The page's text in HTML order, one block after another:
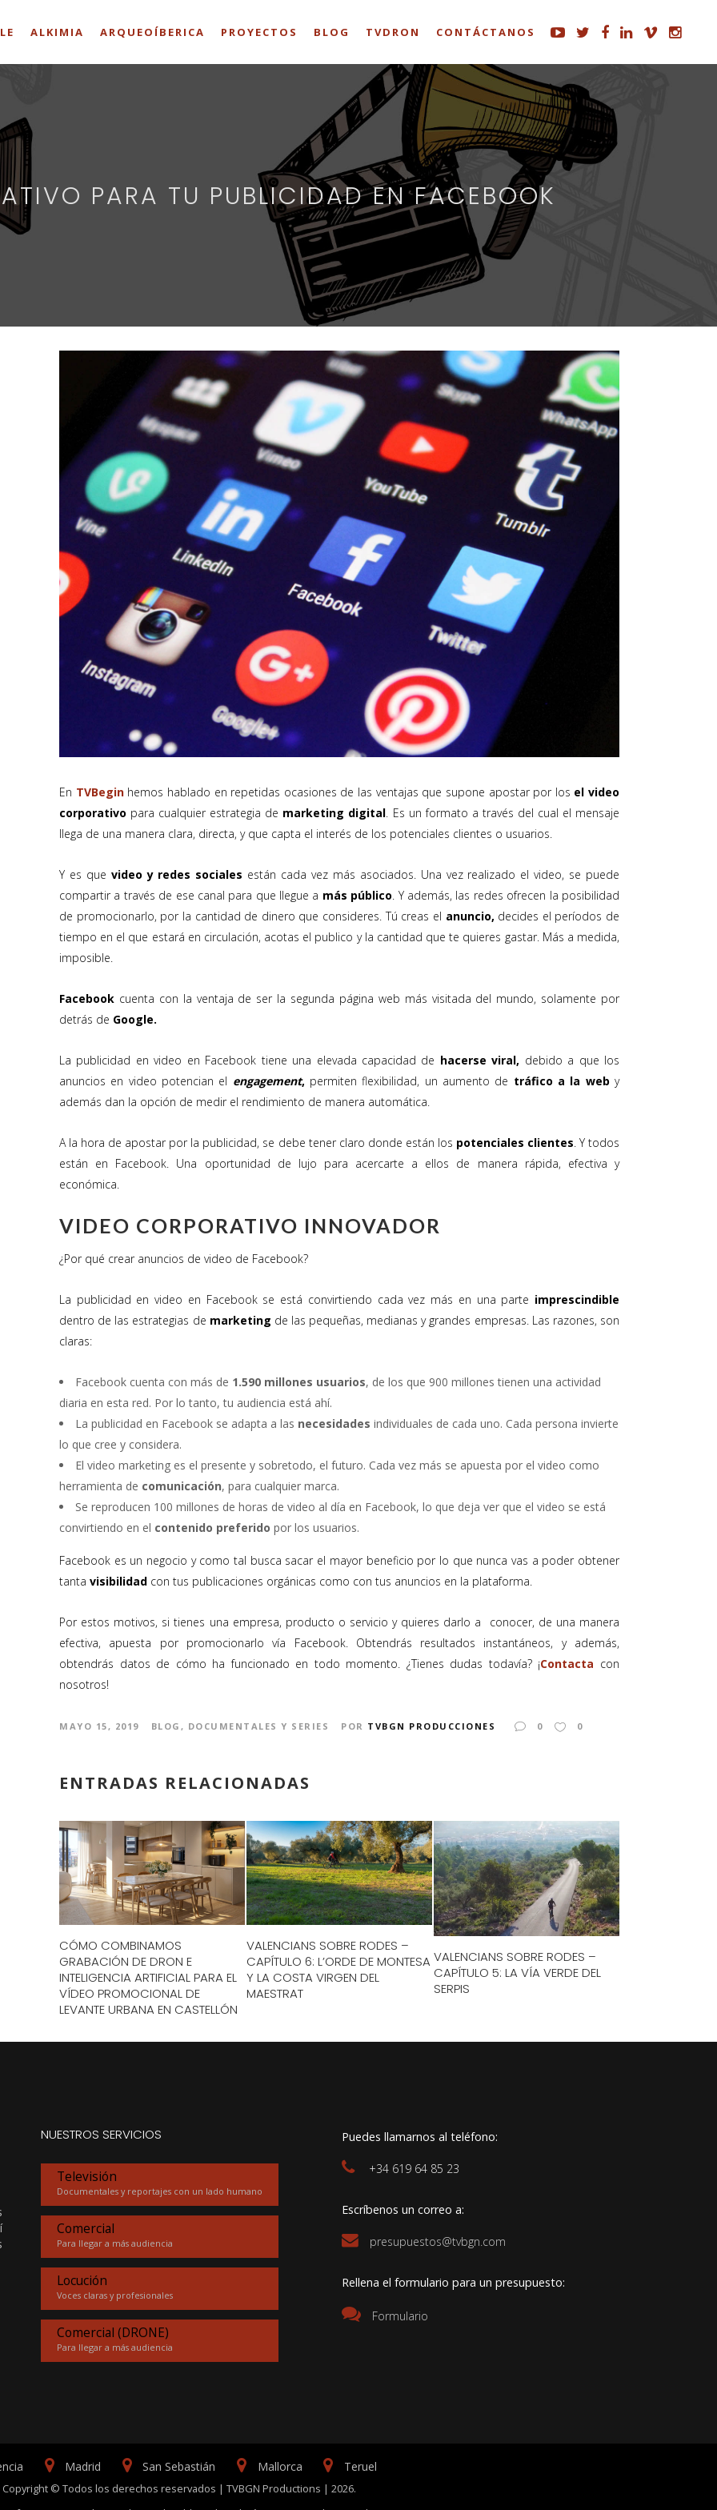
ALKIMIA ARQUEOÍBERICA PROYECTOS BLOG TVDRON
CONTÁCTANOS
PARA TU PUBLICIDAD EN FACEBOOK
En TVBegin hemos hablado en repetidas ocasiones de las ventajas que supone apostar por los el video
corporativo para cualquier estrategia de marketing digital . Es un formato a través del cual el mensaje
llega de una manera clara, directa, y que capta el interés de los potenciales clientes o usuarios.
Y es que video y redes sociales están cada vez más asociados. Una vez realizado el video, se puede
compartir a través de ese canal para que llegue a más público . Y además, las redes ofrecen la posibilidad
de promocionarlo, por la cantidad de dinero que consideres. Tú creas el anuncio, decides el períodos de
tiempo en el que estará en circulación, acotas el publico y la cantidad que te quieres gastar. Más a medida,
imposible.
Facebook cuenta con la ventaja de ser la segunda página web más visitada del mundo, solamente por
detrás de Google.
La publicidad en video en Facebook tiene una elevada capacidad de hacerse viral, debido a que los
anuncios en video potencian el engagement, permiten flexibilidad, un aumento de tráfico a la web y
además dan la opción de medir el rendimiento de manera automática.
A la hora de apostar por la publicidad, se debe tener claro donde están los potenciales clientes . Y todos
están en Facebook. Una oportunidad de lujo para acercarte a ellos de manera rápida, efectiva y
económica.
VIDEO CORPORATIVO INNOVADOR
¿Por qué crear anuncios de video de Facebook?
La publicidad en video en Facebook se está convirtiendo cada vez más en una parte imprescindible
dentro de las estrategias de marketing de las pequeñas, medianas y grandes empresas. Las razones, son
claras:
Facebook cuenta con más de 1.590 millones usuarios, de los que 900 millones tienen una actividad
diaria en esta red. Por lo tanto, tu audiencia está ahí.
La publicidad en Facebook se adapta a las necesidades individuales de cada uno. Cada persona invierte
lo que cree y considera.
El video marketing es el presente y sobretodo, el futuro. Cada vez más se apuesta por el video como
herramienta de comunicación, para cualquier marca.
Se reproducen 100 millones de horas de video al día en Facebook, lo que deja ver que el video se está
convirtiendo en el contenido preferido por los usuarios.
Facebook es un negocio y como tal busca sacar el mayor beneficio por lo que nunca vas a poder obtener
tanta visibilidad con tus publicaciones orgánicas como con tus anuncios en la plataforma.
Por estos motivos, si tienes una empresa, producto o servicio y quieres darlo a conocer, de una manera
efectiva, apuesta por promocionarlo vía Facebook. Obtendrás resultados instantáneos, y además,
obtendrás datos de cómo ha funcionado en todo momento. ¿Tienes dudas todavía? ¡Contacta con
nosotros!
MAYO 15, 2019 BLOG , DOCUMENTALES Y SERIES POR TVBGN PRODUCCIONES 0 0
ENTRADAS RELACIONADAS
CÓMO COMBINAMOS
GRABACIÓN DE DRON E
INTELIGENCIA ARTIFICIAL PARA EL
VÍDEO PROMOCIONAL DE
LEVANTE URBANA EN CASTELLÓN
VALENCIANS SOBRE RODES –
CAPÍTULO 6: L’ORDE DE MONTESA
Y LA COSTA VIRGEN DEL
MAESTRAT
VALENCIANS SOBRE RODES –
CAPÍTULO 5: LA VÍA VERDE DEL
SERPIS
NUESTROS SERVICIOS
Televisión
Documentales y reportajes con un lado humano
Comercial
Para llegar a más audiencia
Locución
Voces claras y profesionales
Comercial (DRONE)
Para llegar a más audiencia
Puedes llamarnos al teléfono:
+34 619 64 85 23
Escríbenos un correo a:
presupuestos@tvbgn.com
Rellena el formulario para un presupuesto:
Formulario
Madrid San Sebastián Mallorca Teruel
Copyright © Todos los derechos reservados | TVBGN Productions | 2026.